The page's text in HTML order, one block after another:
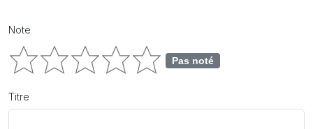
Note
Pas noté
Titre